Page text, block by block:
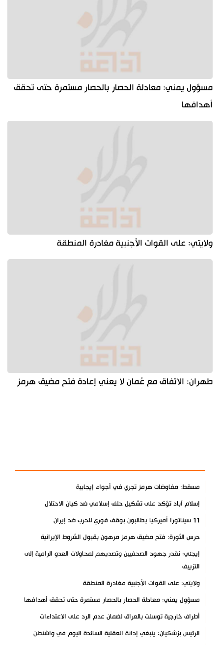
مسؤول يمني: معادلة الحصار بالحصار مستمرة حتى تحقق
أهدافها
ولايتي: على القوات الأجنبية مغادرة المنطقة
طهران: الاتفاق مع عُمان لا يعني إعادة فتح مضيق هرمز
مسقط: مفاوضات هرمز تجري في أجواء إيجابية
إسلام آباد تؤكد على تشكيل حلف إسلامي ضد كيان الاحتلال
11 سيناتورا أميركيا يطالبون بوقف فوري للحرب ضد إيران
حرس الثورة: فتح مضيق هرمز مرهون بقبول الشروط الإيرانية
إيجئي: نقدر جهود الصحفيين وتصديهم لمحاولات العدو الرامية إلى
التزييف
ولايتي: على القوات الأجنبية مغادرة المنطقة
مسؤول يمني: معادلة الحصار بالحصار مستمرة حتى تحقق أهدافها
أطراف خارجية توسلت بالعراق لضمان عدم الرد على الاعتداءات
الرئيس بزشكيان: ينبغي إدانة العقلية السائدة اليوم في واشنطن